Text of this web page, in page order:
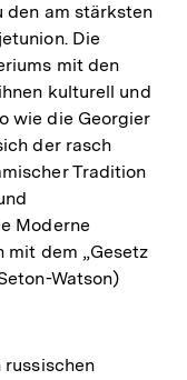
den am stärksten
Die
mit den
kulturell und
wie die Georgier
der rasch
Tradition
Moderne
mit dem „Gesetz
Watson)